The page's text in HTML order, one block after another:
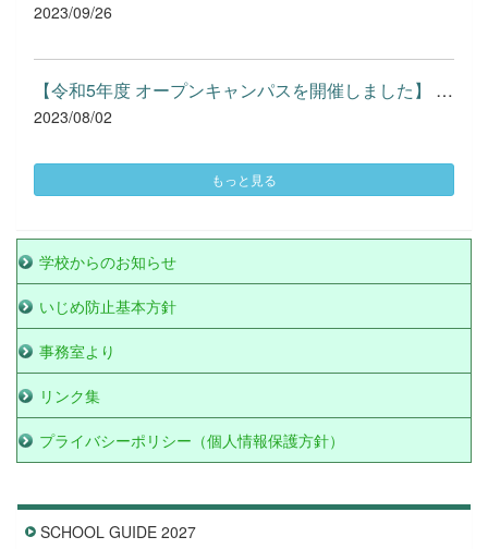
2023/09/26
【令和5年度 オープンキャンパスを開催しました】 令和5年8月1日...
2023/08/02
もっと見る
学校からのお知らせ
いじめ防止基本方針
事務室より
リンク集
プライバシーポリシー（個人情報保護方針）
SCHOOL GUIDE 2027